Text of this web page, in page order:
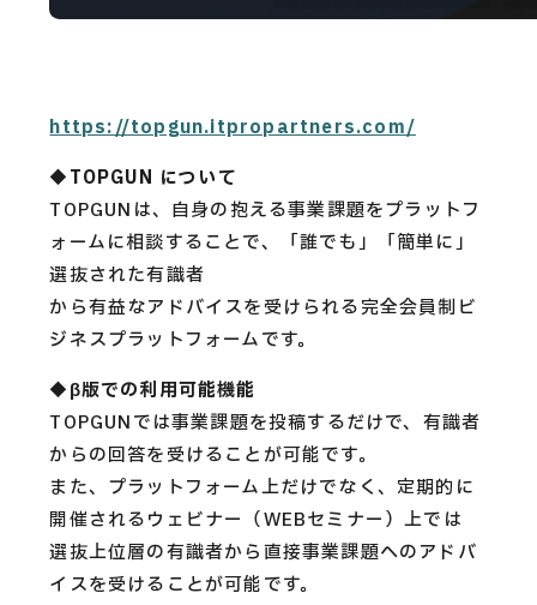
https://topgun.itpropartners.com/
◆TOPGUN について
TOPGUNは、自身の抱える事業課題をプラットフ
ォームに相談することで、「誰でも」「簡単に」
選抜された有識者
から有益なアドバイスを受けられる完全会員制ビ
ジネスプラットフォームです。
◆β版での利用可能機能
TOPGUNでは事業課題を投稿するだけで、有識者
からの回答を受けることが可能です。
また、プラットフォーム上だけでなく、定期的に
開催されるウェビナー（WEBセミナー）上では
選抜上位層の有識者から直接事業課題へのアドバ
イスを受けることが可能です。